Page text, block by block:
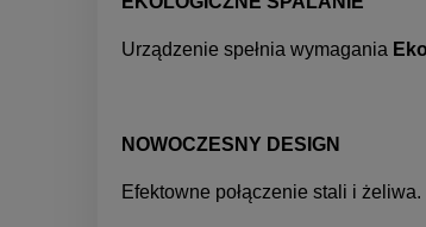
Urządzenie spełnia wymagania
NOWOCZESNY DESIGN
Efektowne połączenie stali i żeliwa.